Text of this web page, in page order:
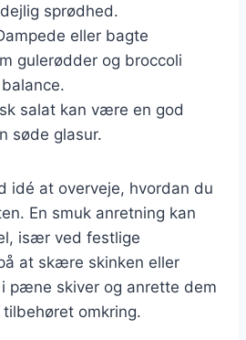
sprødhed.
eller bagte
gulerødder og broccoli
salat kan være en god
søde glasur.
idé at overveje, hvordan du
En smuk anretning kan
især ved festlige
at skære skinken eller
pæne skiver og anrette dem
omkring.